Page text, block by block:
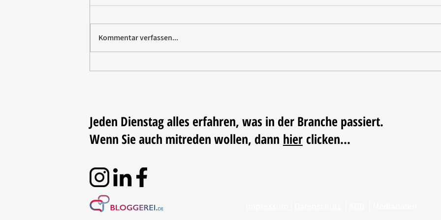
Kommentar verfassen...
Jeden Dienstag alles erfahren, was in der Branche passiert.
Wenn Sie auch mitreden wollen, dann hier clicken...